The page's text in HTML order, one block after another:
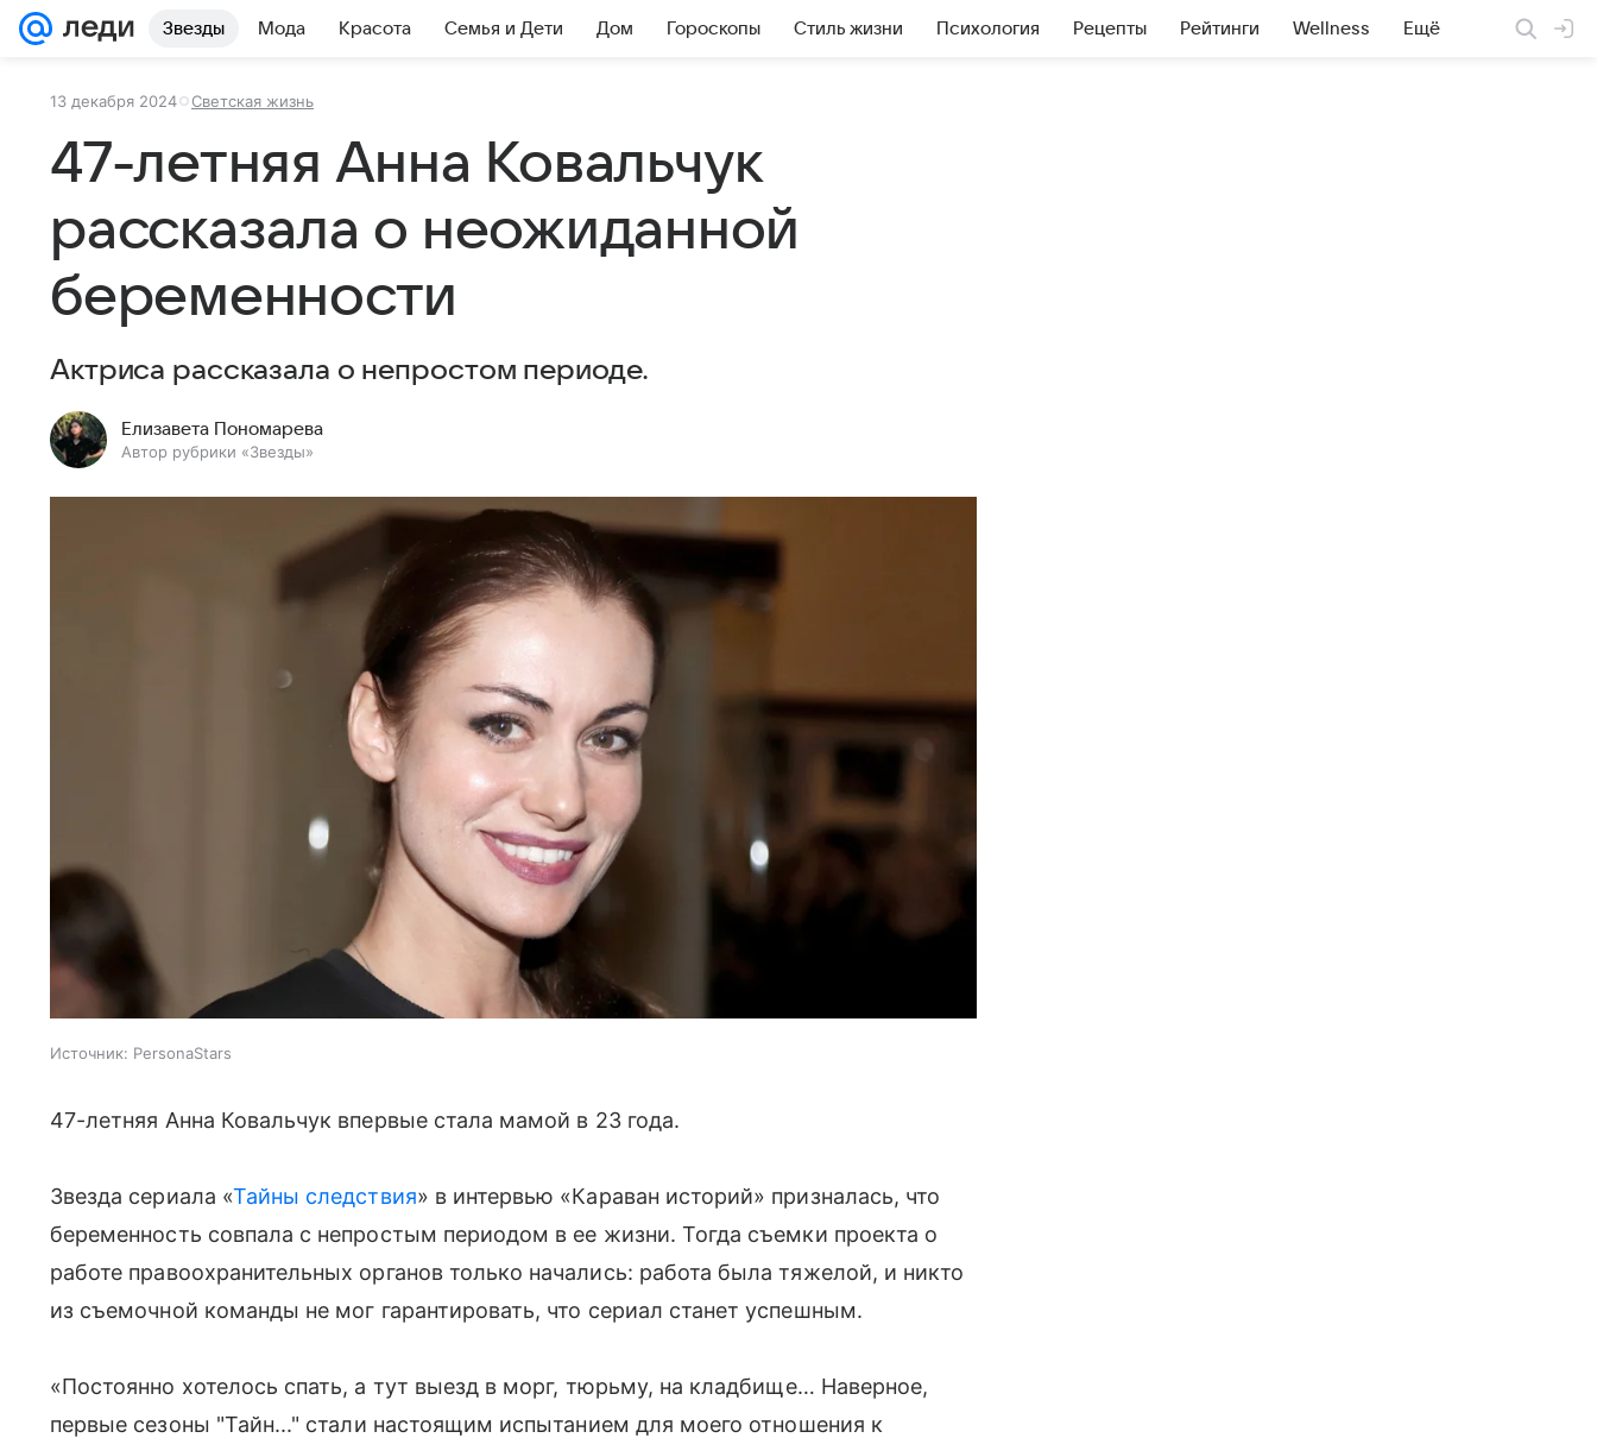
Звезды Мода Красота Семья и Дети Дом Гороскопы Стиль жизни Психология Рецепты Рейтинги Wellness Ещё
13 декабря 2024 Светская жизнь
47-летняя Анна Ковальчук
рассказала о неожиданной
беременности
Актриса рассказала о непростом периоде.
Елизавета Пономарева
Автор рубрики «Звезды»
Источник: PersonaStars
47-летняя Анна Ковальчук впервые стала мамой в 23 года.
Звезда сериала «Тайны следствия» в интервью «Караван историй» призналась, что
беременность совпала с непростым периодом в ее жизни. Тогда съемки проекта о
работе правоохранительных органов только начались: работа была тяжелой, и никто
из съемочной команды не мог гарантировать, что сериал станет успешным.
«Постоянно хотелось спать, а тут выезд в морг, тюрьму, на кладбище… Наверное,
первые сезоны "Тайн..." стали настоящим испытанием для моего отношения к